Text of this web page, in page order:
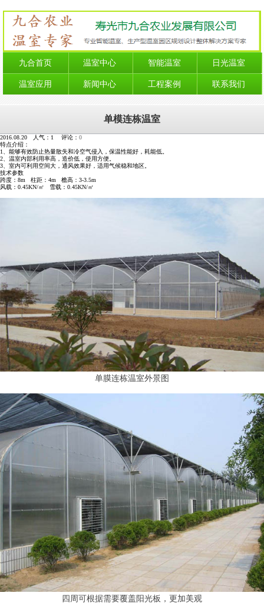
九合首页 温室中心 智能温室 日光温室
温室应用 新闻中心 工程案例 联系我们
单模连栋温室
2016.08.20 人气： 1 评论： 0
特点介绍：
1、能够有效防止热量散失和冷空气侵入，保温性能好，耗能低。
2、温室内部利用率高，造价低，使用方便。
3、室内可利用空间大，通风效果好，适用气候稳和地区。
技术参数
跨度：8m 柱距：4m 檐高：3-3.5m
风载：0.45KN/㎡ 雪载：0.45KN/㎡
单膜连栋温室外景图
四周可根据需要覆盖阳光板，更加美观